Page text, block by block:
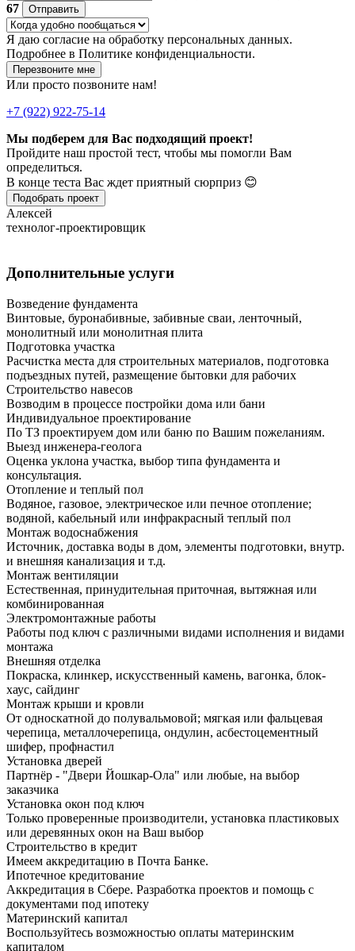
67
Отправить
Я даю согласие на обработку персональных данных.
Подробнее в Политике конфиденциальности.
Перезвоните мне
Или просто позвоните нам!
+7 (922) 922-75-14
Мы подберем для Вас подходящий проект!
Пройдите наш простой тест, чтобы мы помогли Вам
определиться.
В конце теста Вас ждет приятный сюрприз 😊
Подобрать проект
Алексей
технолог-проектировщик
Дополнительные услуги
Возведение фундамента
Винтовые, буронабивные, забивные сваи, ленточный,
монолитный или монолитная плита
Подготовка участка
Расчистка места для строительных материалов, подготовка
подъездных путей, размещение бытовки для рабочих
Строительство навесов
Возводим в процессе постройки дома или бани
Индивидуальное проектирование
По ТЗ проектируем дом или баню по Вашим пожеланиям.
Выезд инженера-геолога
Оценка уклона участка, выбор типа фундамента и
консультация.
Отопление и теплый пол
Водяное, газовое, электрическое или печное отопление;
водяной, кабельный или инфракрасный теплый пол
Монтаж водоснабжения
Источник, доставка воды в дом, элементы подготовки, внутр.
и внешняя канализация и т.д.
Монтаж вентиляции
Естественная, принудительная приточная, вытяжная или
комбинированная
Электромонтажные работы
Работы под ключ с различными видами исполнения и видами
монтажа
Внешняя отделка
Покраска, клинкер, искусственный камень, вагонка, блок-
хаус, сайдинг
Монтаж крыши и кровли
От односкатной до полувальмовой; мягкая или фальцевая
черепица, металлочерепица, ондулин, асбестоцементный
шифер, профнастил
Установка дверей
Партнёр - "Двери Йошкар-Ола" или любые, на выбор
заказчика
Установка окон под ключ
Только проверенные производители, установка пластиковых
или деревянных окон на Ваш выбор
Строительство в кредит
Имеем аккредитацию в Почта Банке.
Ипотечное кредитование
Аккредитация в Сбере. Разработка проектов и помощь с
документами под ипотеку
Материнский капитал
Воспользуйтесь возможностью оплаты материнским
капиталом